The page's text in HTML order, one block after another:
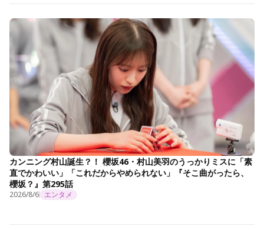
カンニング村山誕生？！ 櫻坂46・村山美羽のうっかりミスに「素
直でかわいい」「これだからやめられない」『そこ曲がったら、
櫻坂？』第295話
2026/8/6 エンタメ